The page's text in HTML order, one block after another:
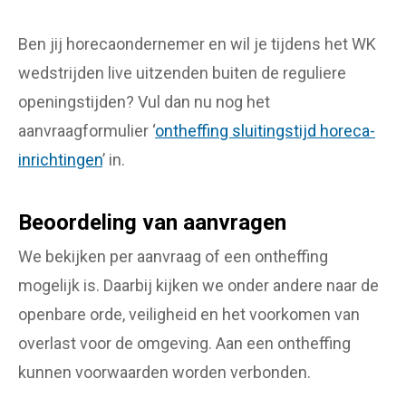
Ben jij horecaondernemer en wil je tijdens het WK
wedstrijden live uitzenden buiten de reguliere
openingstijden? Vul dan nu nog het
aanvraagformulier ‘ontheffing sluitingstijd horeca-
inrichtingen’ in.
Beoordeling van aanvragen
We bekijken per aanvraag of een ontheffing
mogelijk is. Daarbij kijken we onder andere naar de
openbare orde, veiligheid en het voorkomen van
overlast voor de omgeving. Aan een ontheffing
kunnen voorwaarden worden verbonden.